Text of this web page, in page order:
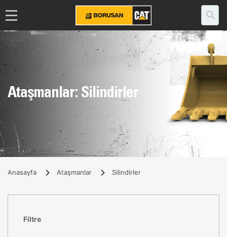
Ataşmanlar: Silindirler
Anasayfa Ataşmanlar Silindirler
Filtre